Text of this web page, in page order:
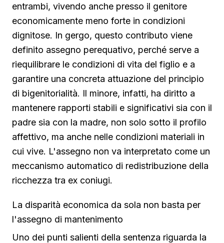
entrambi, vivendo anche presso il genitore
economicamente meno forte in condizioni
dignitose. In gergo, questo contributo viene
definito assegno perequativo, perché serve a
riequilibrare le condizioni di vita del figlio e a
garantire una concreta attuazione del principio
di bigenitorialità. Il minore, infatti, ha diritto a
mantenere rapporti stabili e significativi sia con il
padre sia con la madre, non solo sotto il profilo
affettivo, ma anche nelle condizioni materiali in
cui vive. L'assegno non va interpretato come un
meccanismo automatico di redistribuzione della
ricchezza tra ex coniugi.
La disparità economica da sola non basta per
l'assegno di mantenimento
Uno dei punti salienti della sentenza riguarda la